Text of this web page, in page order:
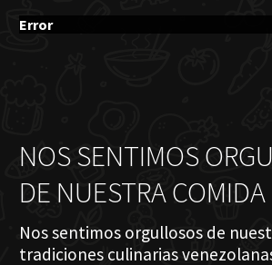
Error
NOS SENTIMOS
DE NUESTRA COMIDA
Nos sentimos orgullosos de
tradiciones culinarias